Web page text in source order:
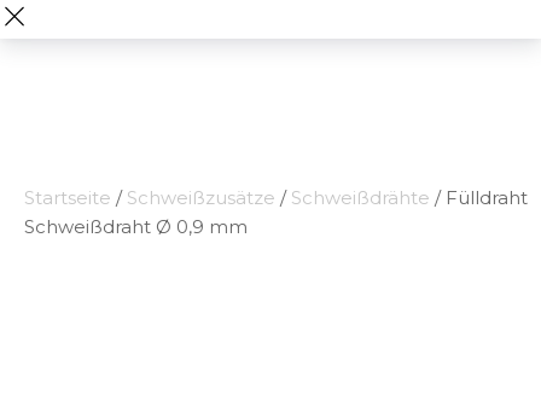
Startseite / Schweißzusätze / Schweißdrähte / Fülldraht
Schweißdraht Ø 0,9 mm